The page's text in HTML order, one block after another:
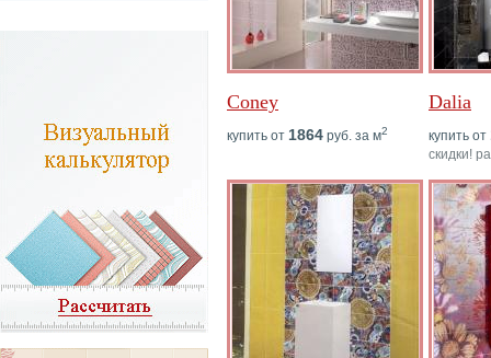
Coney
купить от 1864 руб. за м2
Dalia
купить от
скидки!